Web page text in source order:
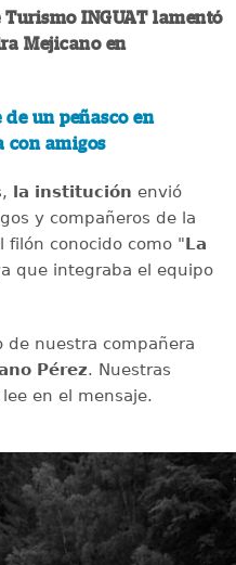
INGUAT lamentó
Mejicano en
de un peñasco en
con amigos
la institución envió
y compañeros de la
filón conocido como "La
que integraba el equipo
de nuestra compañera
Pérez. Nuestras
en el mensaje.